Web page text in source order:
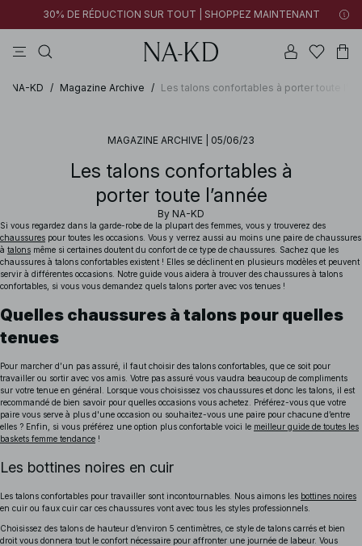
30% DE RÉDUCTION SUR TOUT | SHOPPEZ MAINTENANT
NA-KD / Magazine Archive / Les talons confortables à porter toute
MAGAZINE ARCHIVE 05/06/23
Les talons confortables à
porter toute l’année
By NA-KD
Si vous regardez dans la garde-robe de la plupart des femmes, vous y trouverez des
chaussures pour toutes les occasions. Vous y verrez aussi au moins une paire de chaussures
à talons même si certaines doutent du confort de ce type de chaussures. Sachez que les
chaussures à talons confortables existent ! Elles se déclinent en plusieurs modèles et peuvent
servir à différentes occasions. Notre guide vous aidera à trouver des chaussures à talons
confortables, si vous vous demandez quels talons porter avec vos tenues !
Quelles chaussures à talons pour quelles
tenues
Pour marcher d’un pas assuré, il faut choisir des talons confortables, que ce soit pour
travailler ou sortir avec vos amis. Votre pas assuré vous vaudra beaucoup de compliments
sur votre tenue en général. Lorsque vous choisissez vos chaussures et donc les talons, il est
recommandé de bien savoir pour quelles occasions vous achetez. Préférez-vous que votre
paire vous serve à plus d'une occasion ou souhaitez-vous une paire pour chacune d’entre
elles ? Enfin, si vous préférez une option plus confortable voici le meilleur guide de toutes les
baskets femme tendance !
Les bottines noires en cuir
Les talons confortables pour travailler sont incontournables. Nous aimons les bottines noires
en cuir ou faux cuir car ces chaussures vont avec tous les styles professionnels.
Choisissez des talons de hauteur d’environ 5 centimètres, ce style de talons carrés et bien
droit vous donnera tout le confort nécessaire pour affronter une journée de labeur. Vous